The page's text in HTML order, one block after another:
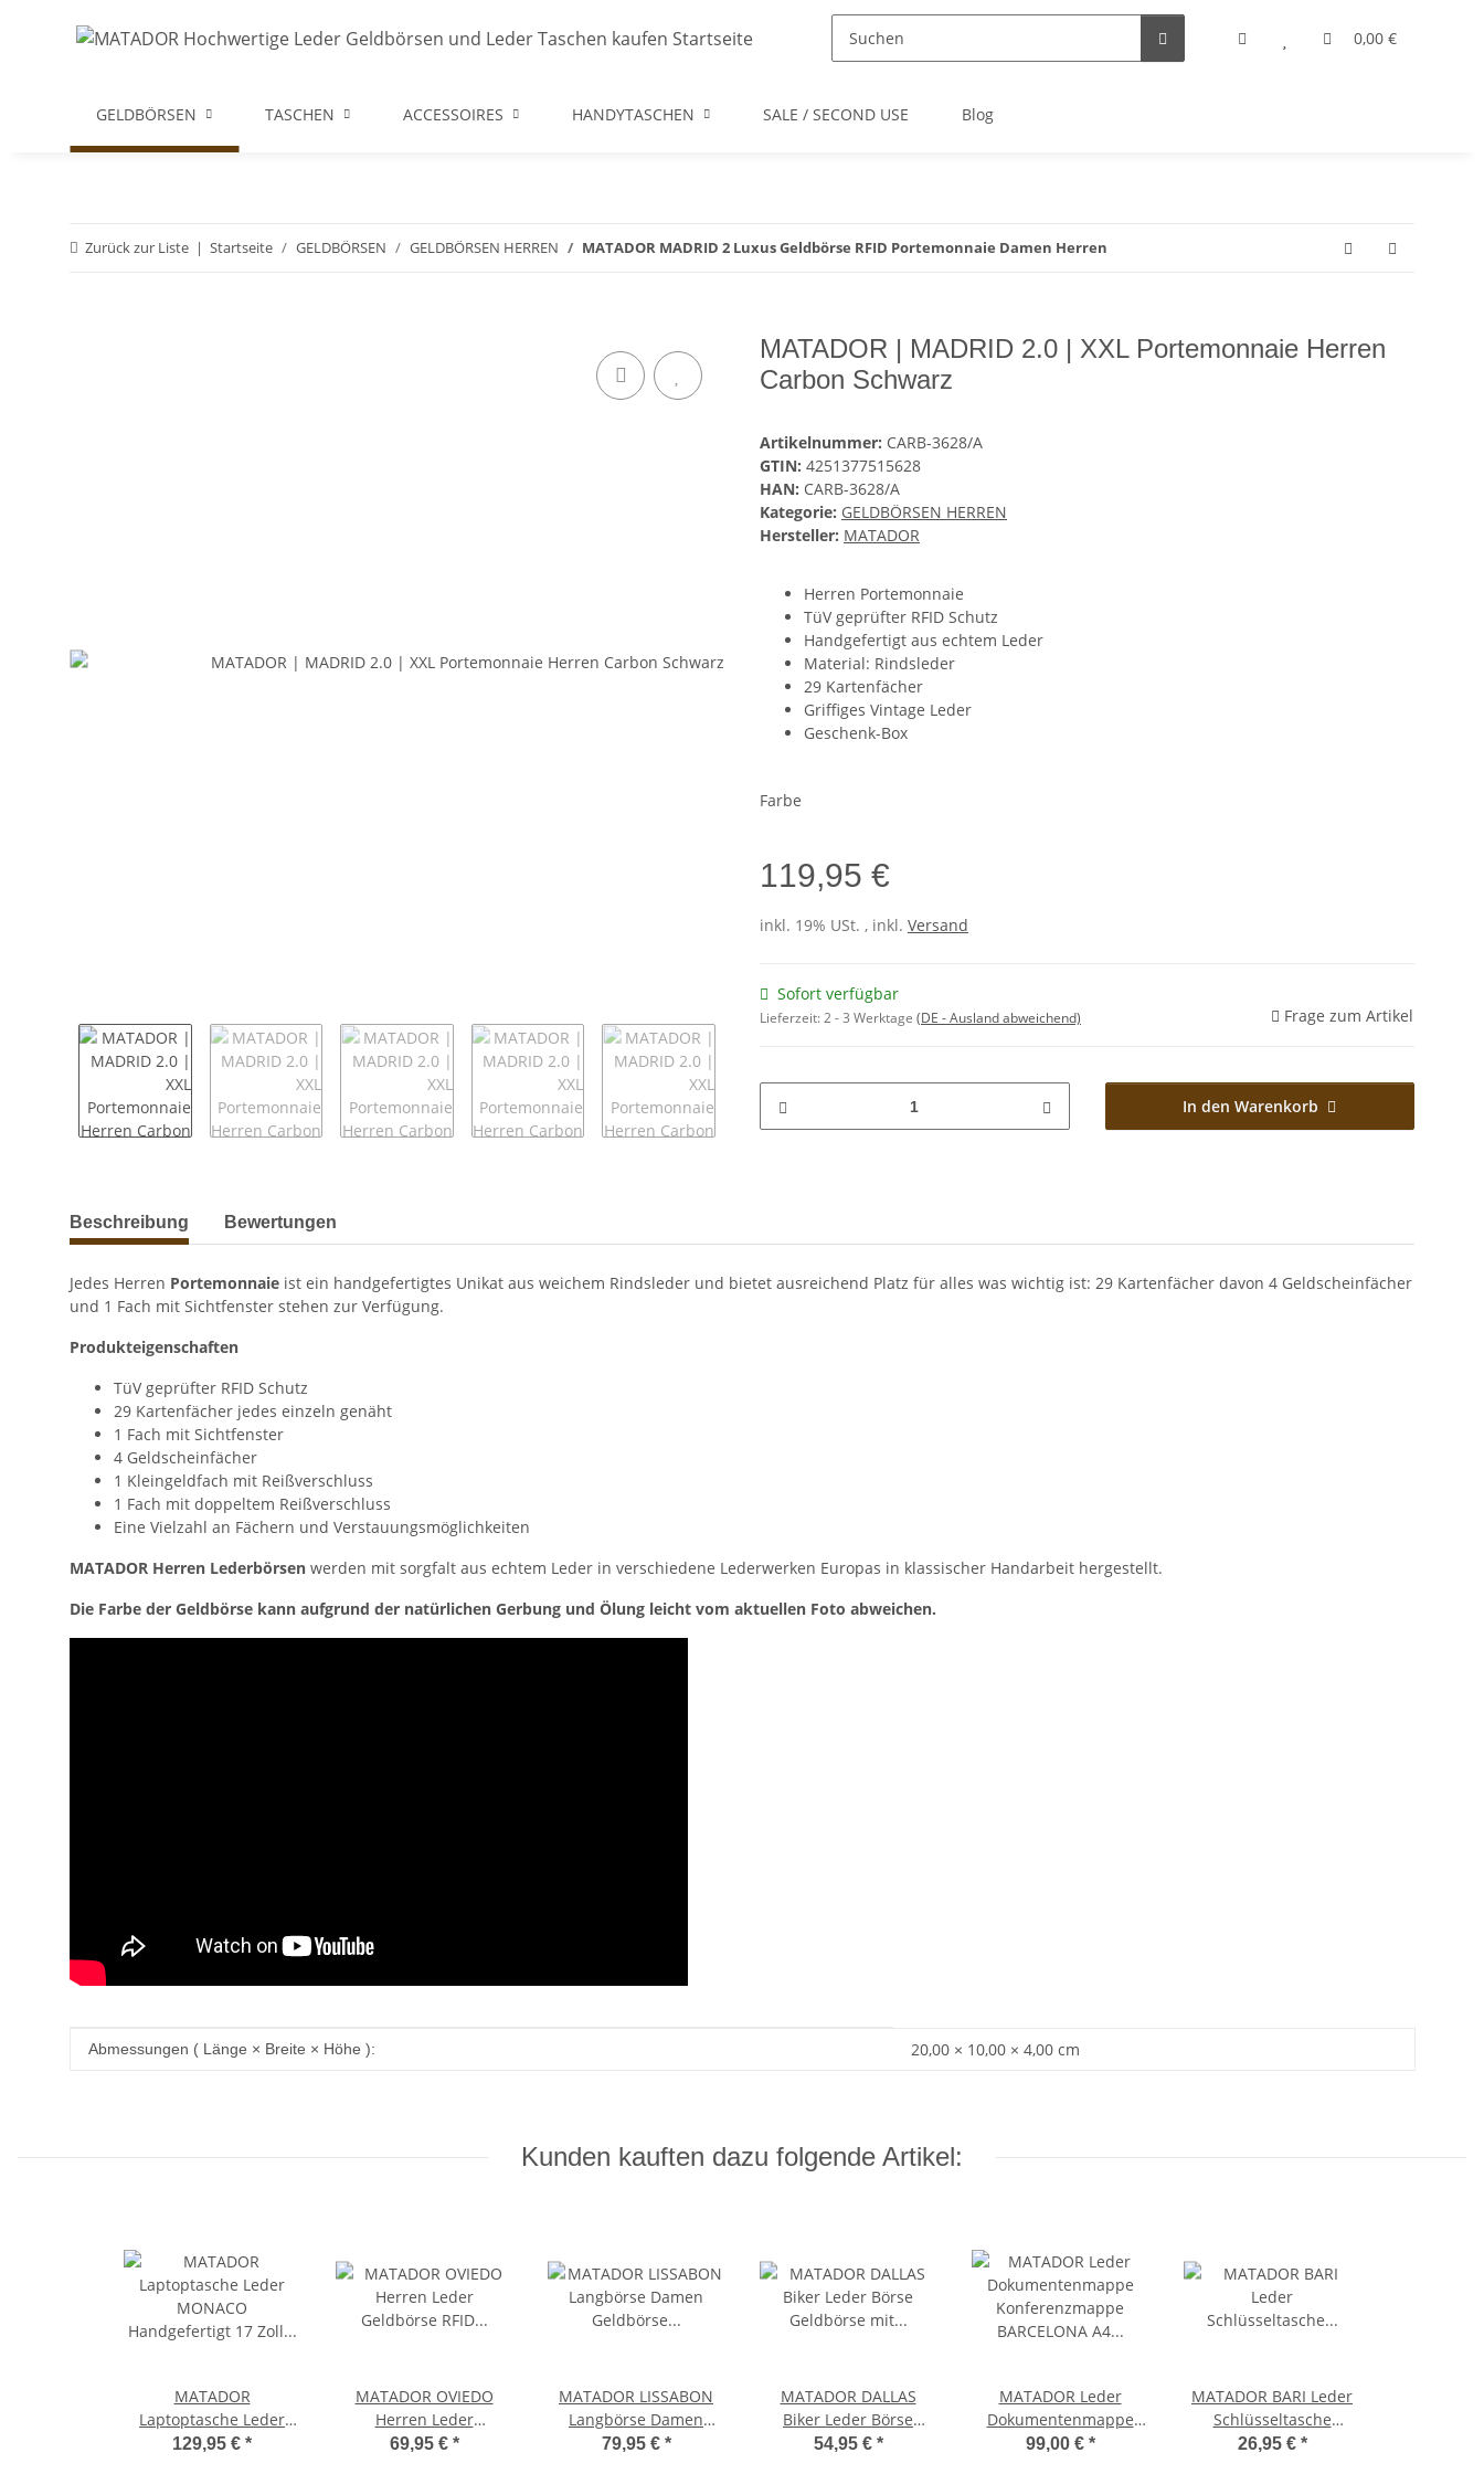
0,00 €
GELDBÖRSEN TASCHEN ACCESSOIRES HANDYTASCHEN SALE / SECOND USE Blog
Zurück zur Liste Startseite GELDBÖRSEN GELDBÖRSEN HERREN MATADOR MADRID 2 Luxus Geldbörse RFID Portemonnaie Damen Herren
MATADOR | MADRID 2.0 | XXL Portemonnaie Herren
Carbon Schwarz
Artikelnummer: CARB-3628/A
GTIN: 4251377515628
HAN: CARB-3628/A
Kategorie: GELDBÖRSEN HERREN
Hersteller: MATADOR
Herren Portemonnaie
TüV geprüfter RFID Schutz
Handgefertigt aus echtem Leder
Material: Rindsleder
29 Kartenfächer
Griffiges Vintage Leder
Geschenk-Box
Farbe
119,95 €
inkl. 19% USt. , inkl. Versand
Sofort verfügbar
Lieferzeit:2 - 3 Werktage (DE - Ausland abweichend) Frage zum Artikel
In den Warenkorb
weitere Registerkarten anzeigen
Beschreibung Bewertungen
Jedes Herren Portemonnaie ist ein handgefertigtes Unikat aus weichem Rindsleder und bietet ausreichend Platz für alles was wichtig ist: 29 Kartenfächer davon 4 Geldscheinfächer
und 1 Fach mit Sichtfenster stehen zur Verfügung.
Produkteigenschaften
TüV geprüfter RFID Schutz
29 Kartenfächer jedes einzeln genäht
1 Fach mit Sichtfenster
4 Geldscheinfächer
1 Kleingeldfach mit Reißverschluss
1 Fach mit doppeltem Reißverschluss
Eine Vielzahl an Fächern und Verstauungsmöglichkeiten
MATADOR Herren Lederbörsen werden mit sorgfalt aus echtem Leder in verschiedene Lederwerken Europas in klassischer Handarbeit hergestellt.
Die Farbe der Geldbörse kann aufgrund der natürlichen Gerbung und Ölung leicht vom aktuellen Foto abweichen.
Produkteigenschaft
Wert
Abmessungen ( Länge × Breite × Höhe ): 20,00 × 10,00 × 4,00 cm
Kunden kauften dazu folgende Artikel:
MATADOR
Laptoptasche Leder
MONACO
129,95 € *
MATADOR OVIEDO
Herren Leder
Geldbörse RFID
69,95 € *
MATADOR LISSABON
Langbörse Damen
Geldbörse Geldbeutel
79,95 € *
MATADOR DALLAS
Biker Leder Börse
Geldbörse mit Kette
54,95 € *
MATADOR Leder
Dokumentenmappe
Konferenzmappe
99,00 € *
MATADOR BARI Leder
Schlüsseltasche
Schlüsseletui Auto
26,95 € *